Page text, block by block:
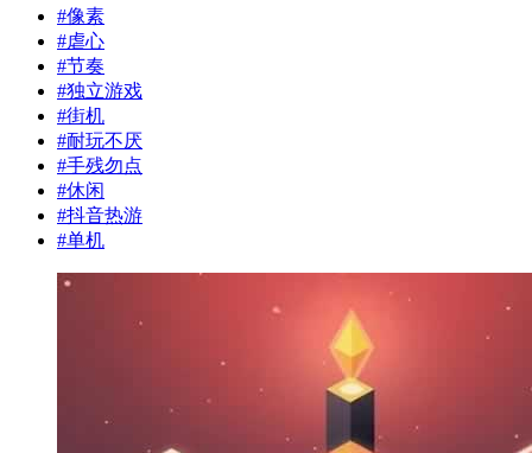
#像素
#虐心
#节奏
#独立游戏
#街机
#耐玩不厌
#手残勿点
#休闲
#抖音热游
#单机